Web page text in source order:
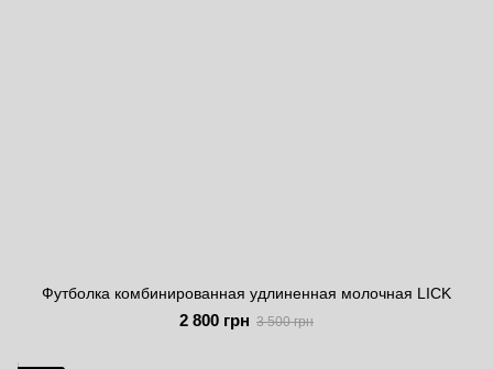
Футболка комбинированная удлиненная молочная LICK
2 800 грн 3 500 грн